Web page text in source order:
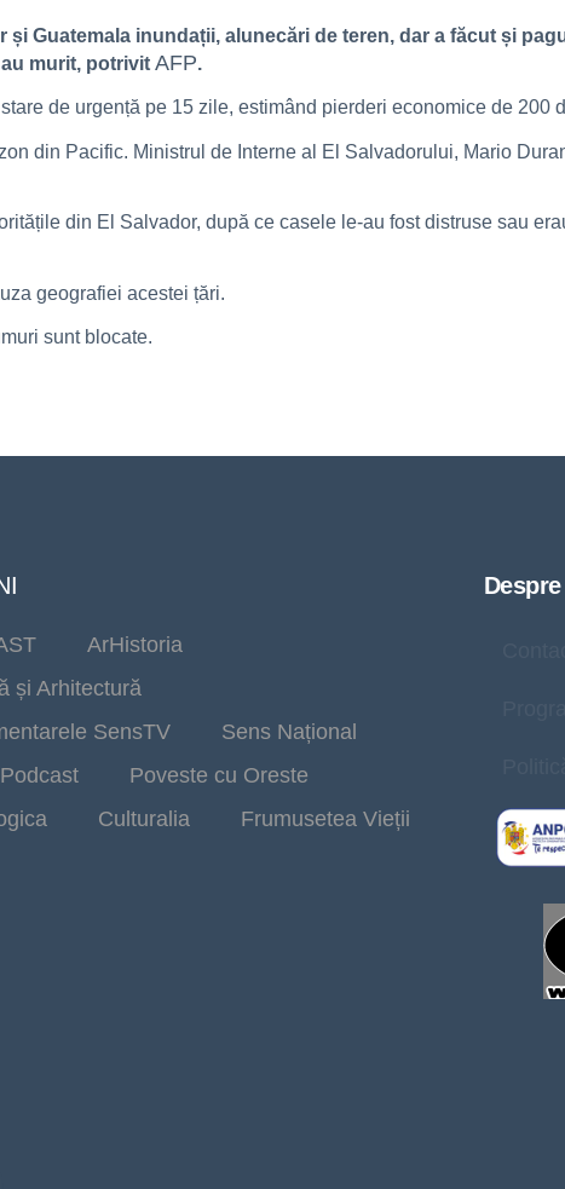
Guatemala inundații, alunecări de teren, dar a făcut și
murit, potrivit AFP.
de urgență pe 15 zile, estimând pierderi economice de 200
din Pacific. Ministrul de Interne al El Salvadorului, Mario
din El Salvador, după ce casele le-au fost distruse sau
geografiei acestei țări.
sunt blocate.
ArHistoria
și Arhitectură
SensTV
Sens Național
Poveste cu Oreste
Culturalia Frumusetea Vieții